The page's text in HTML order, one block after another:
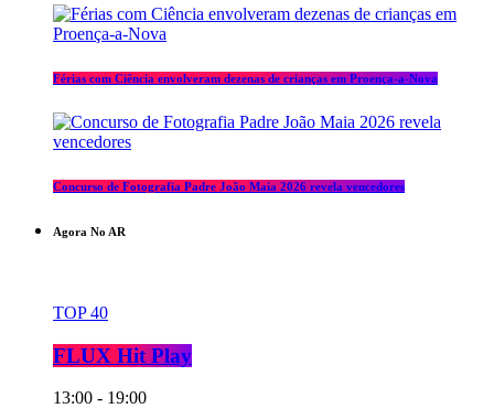
Férias com Ciência envolveram dezenas de crianças em Proença-a-Nova
Concurso de Fotografia Padre João Maia 2026 revela vencedores
Agora No AR
TOP 40
FLUX Hit Play
13:00 - 19:00